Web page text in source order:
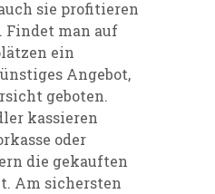
sie profitieren
Findet man auf
ein
Angebot,
geboten.
kassieren
oder
die gekauften
Am sichersten